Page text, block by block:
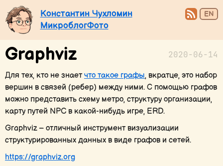
Константин Чухломин
МикроблогФото
EN
2020-06-14
Graphviz
Для тех, кто не знаетчто такое графы, вкратце, это набор
вершин в связей (ребер) между ними. С помощью графов
можно представить схему метро, структуру организации,
карту путей NPC в какой-нибудь игре, ERD.
Graphviz – отличный инструмент визуализации
структурированных данных в виде графов и сетей.
https://graphviz.org